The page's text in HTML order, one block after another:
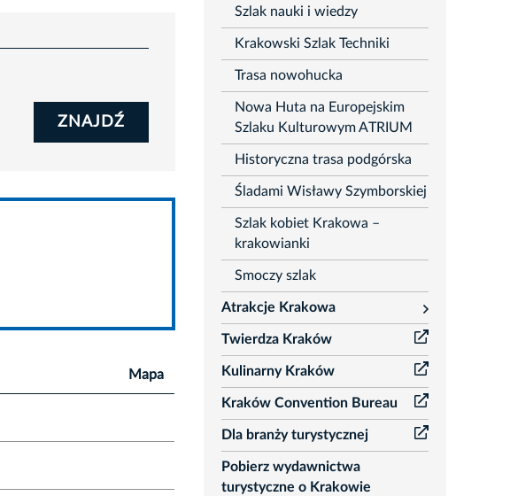
ZNAJDŹ
Mapa
Szlak nauki i wiedzy
Krakowski Szlak Techniki
Trasa nowohucka
Nowa Huta na Europejskim
Szlaku Kulturowym ATRIUM
Historyczna trasa podgórska
Śladami Wisławy Szymborskiej
Szlak kobiet Krakowa –
krakowianki
Smoczy szlak
Atrakcje Krakowa
rozwiń
Twierdza Kraków
Kulinarny Kraków
Kraków Convention Bureau
Dla branży turystycznej
Pobierz wydawnictwa
turystyczne o Krakowie